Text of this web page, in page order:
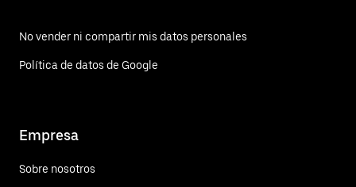
No vender ni compartir mis datos personales
Política de datos de Google
Empresa
Sobre nosotros